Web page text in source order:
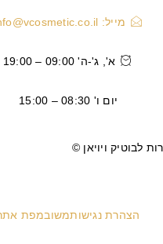
מייל:info@vcosmetic.co.il
א', ג'-ה' 09:00 – 19:00
יום ו' 08:30 – 15:00
לבוטיק ויויאן ©
הצהרת נגישותמשובמפת אתר